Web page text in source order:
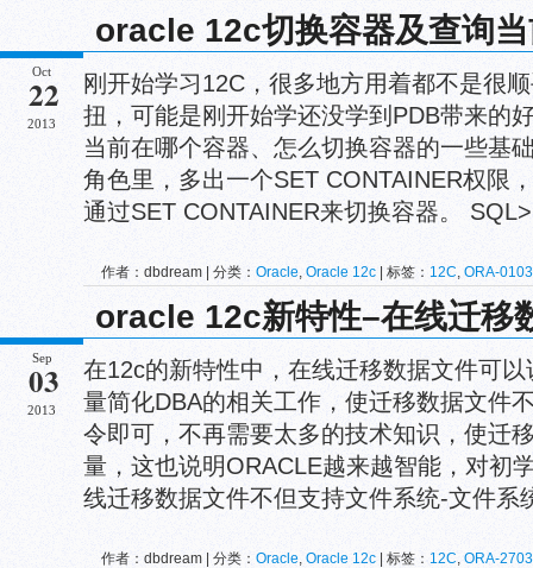
多线程
oracle 12c切换容器及查询
Oct
22
2013
刚开始学习12C，很多地方用着都不是很
扭，可能是刚开始学还没学到PDB带来的
当前在哪个容器、怎么切换容器的一些基
角色里，多出一个SET CONTAINER权限
通过SET CONTAINER来切换容器。
作者：dbdream | 分类： Oracle, Oracle 12c | 标签： 12C, ORA-
oracle 12c新特性–在线迁移
Sep
03
2013
在12c的新特性中，在线迁移数据文件可
量简化DBA的相关工作，使迁移数据文件
令即可，不再需要太多的技术知识，使迁
量，这也说明ORACLE越来越智能，对初
线迁移数据文件不但支持文件系统-文件系
作者：dbdream | 分类： Oracle, Oracle 12c | 标签： 12C, ORA-